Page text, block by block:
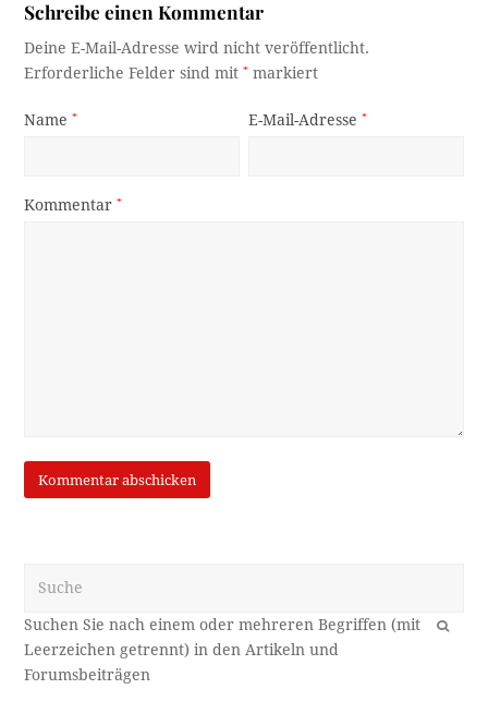
Schreibe einen Kommentar
Deine E-Mail-Adresse wird nicht veröffentlicht.
Erforderliche Felder sind mit* markiert
Name* E-Mail-Adresse*
Kommentar*
OK